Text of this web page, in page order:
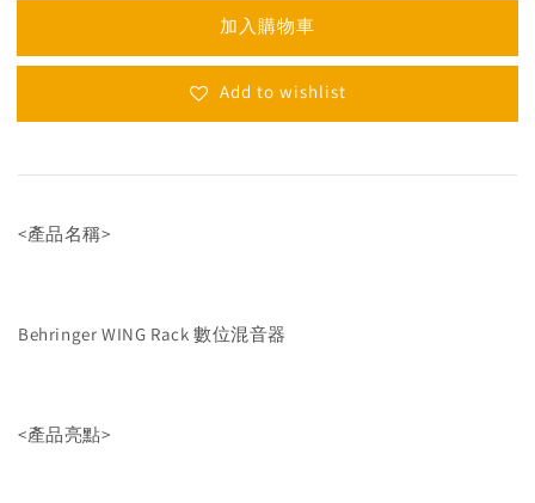
加入購物車
Add to wishlist
<產品名稱>
Behringer WING Rack 數位混音器
<產品亮點>